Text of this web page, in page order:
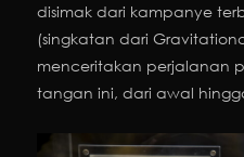
disimak dari kampanye
(singkatan dari
menceritakan perjalanan
tangan ini, dari awal